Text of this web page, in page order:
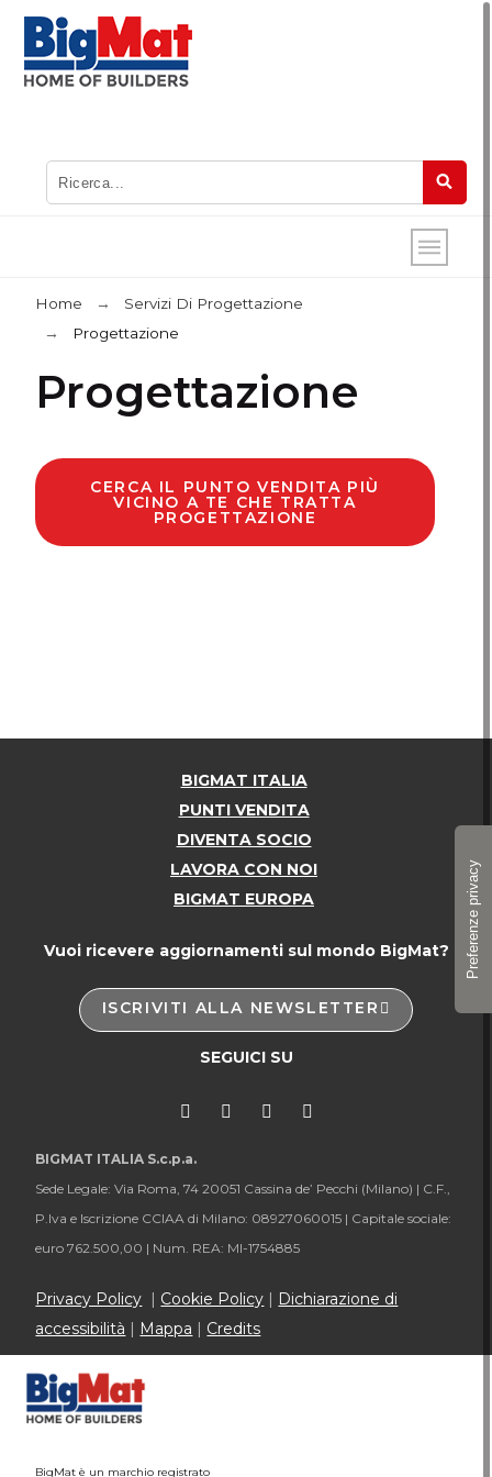
Home
Servizi Di Progettazione
Progettazione
Progettazione
CERCA IL PUNTO VENDITA PIÙ
VICINO A TE CHE TRATTA
PROGETTAZIONE
BIGMAT ITALIA
PUNTI VENDITA
DIVENTA SOCIO
LAVORA CON NOI
BIGMAT EUROPA
Vuoi ricevere aggiornamenti sul mondo BigMat?
ISCRIVITI ALLA NEWSLETTER
SEGUICI SU
BIGMAT ITALIA S.c.p.a.
Sede Legale: Via Roma, 74 20051 Cassina de’ Pecchi (Milano) | C.F.,
P.Iva e Iscrizione CCIAA di Milano: 08927060015 | Capitale sociale:
euro 762.500,00 | Num. REA: MI-1754885
Privacy Policy Cookie Policy
Dichiarazione di
accessibilità
Mappa Credits
BigMat è un marchio registrato